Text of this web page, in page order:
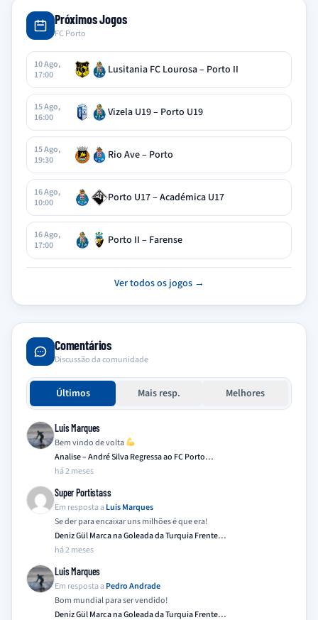
Próximos Jogos
FC Porto
10 Ago,
17:00
Lusitania FC Lourosa – Porto II
15 Ago,
16:00
Vizela U19 – Porto U19
15 Ago,
19:30
Rio Ave – Porto
16 Ago,
10:00
Porto U17 – Académica U17
16 Ago,
17:00
Porto II – Farense
Ver todos os jogos →
Comentários
Discussão da comunidade
Últimos Mais resp. Melhores
Luis Marques
Bem vindo de volta
Analise – André Silva Regressa ao FC Porto…
há 2 meses
Super Portistass
Em resposta a Luis Marques
Se der para encaixar uns milhões é que era!
Deniz Gül Marca na Goleada da Turquia Frente…
há 2 meses
Luis Marques
Em resposta a Pedro Andrade
Bom mundial para ser vendido!
Deniz Gül Marca na Goleada da Turquia Frente…